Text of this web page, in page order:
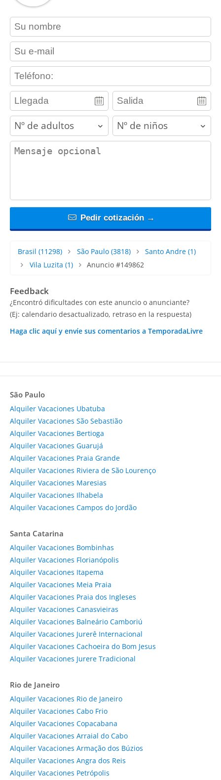
contact_name
contact_email
contact_phone
adults children
contact_message
Pedir cotización →
Brasil (11298) São Paulo(3818) Santo Andre (1)
Vila Luzita (1) Anuncio #149862
Feedback
¿Encontró dificultades con este anuncio o anunciante?
(Ej: calendario desactualizado, retraso en la respuesta)
Haga clic aquí y envíe sus comentarios a TemporadaLivre
São Paulo
Alquiler Vacaciones Ubatuba
Alquiler Vacaciones São Sebastião
Alquiler Vacaciones Bertioga
Alquiler Vacaciones Guarujá
Alquiler Vacaciones Praia Grande
Alquiler Vacaciones Riviera de São Lourenço
Alquiler Vacaciones Maresias
Alquiler Vacaciones Ilhabela
Alquiler Vacaciones Campos do Jordão
Santa Catarina
Alquiler Vacaciones Bombinhas
Alquiler Vacaciones Florianópolis
Alquiler Vacaciones Itapema
Alquiler Vacaciones Meia Praia
Alquiler Vacaciones Praia dos Ingleses
Alquiler Vacaciones Canasvieiras
Alquiler Vacaciones Balneário Camboriú
Alquiler Vacaciones Jurerê Internacional
Alquiler Vacaciones Cachoeira do Bom Jesus
Alquiler Vacaciones Jurere Tradicional
Rio de Janeiro
Alquiler Vacaciones Rio de Janeiro
Alquiler Vacaciones Cabo Frio
Alquiler Vacaciones Copacabana
Alquiler Vacaciones Arraial do Cabo
Alquiler Vacaciones Armação dos Búzios
Alquiler Vacaciones Angra dos Reis
Alquiler Vacaciones Petrópolis